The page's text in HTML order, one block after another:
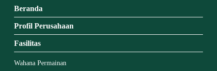
Beranda
Profil Perusahaan
Fasilitas
Wahana Permainan